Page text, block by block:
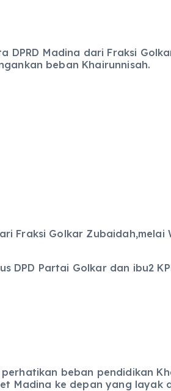
DPRD Madina dari Fraksi
beban Khairunnisah.
Fraksi Golkar
DPD Partai Golkar dan ibu2
beban pendidikan
Madina ke depan yang